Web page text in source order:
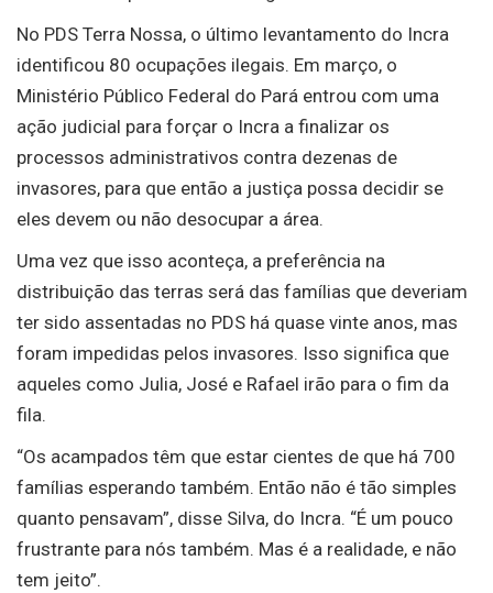
No PDS Terra Nossa, o último levantamento do Incra
identificou 80 ocupações ilegais. Em março, o
Ministério Público Federal do Pará entrou com uma
ação judicial para forçar o Incra a finalizar os
processos administrativos contra dezenas de
invasores, para que então a justiça possa decidir se
eles devem ou não desocupar a área.
Uma vez que isso aconteça, a preferência na
distribuição das terras será das famílias que deveriam
ter sido assentadas no PDS há quase vinte anos, mas
foram impedidas pelos invasores. Isso significa que
aqueles como Julia, José e Rafael irão para o fim da
fila.
“Os acampados têm que estar cientes de que há 700
famílias esperando também. Então não é tão simples
quanto pensavam”, disse Silva, do Incra. “É um pouco
frustrante para nós também. Mas é a realidade, e não
tem jeito”.